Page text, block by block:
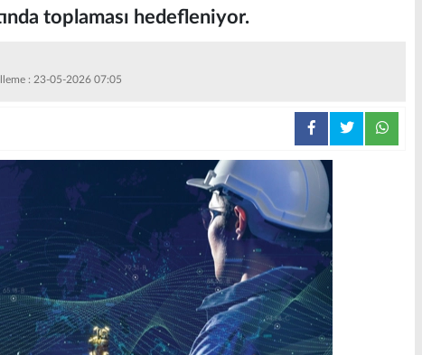
toplaması hedefleniyor.
: 23-05-2026 07:05